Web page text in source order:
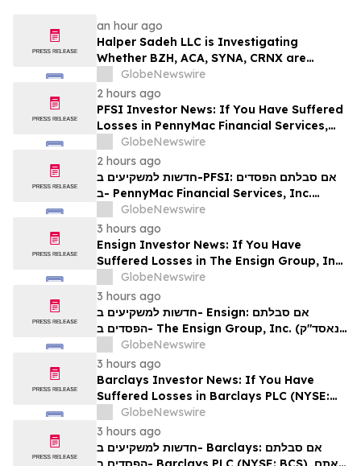
an hour ago
Halper Sadeh LLC is Investigating
Whether BZH, ACA, SYNA, CRNX are
Obtaining Fair Deals for their
Shareholders
GlobeNewswire
2 hours ago
PFSI Investor News: If You Have Suffered
Losses in PennyMac Financial Services,
Inc. (NYSE: PFSI), You Are Encouraged to
Contact The Rosen Law Firm About Your
Rights
GlobeNewswire
2 hours ago
חדשות למשקיעים ב-PFSI: אם סבלתם הפסדים
ב- PennyMac Financial Services, Inc.
(NYSE: PFSI), אתם מוזמנים ליצור קשר עם
משרד רוזן עורכי דין בנוגע לזכויותיכם
GlobeNewswire
3 hours ago
Ensign Investor News: If You Have
Suffered Losses in The Ensign Group, Inc.
(NASDAQ: ENSG), You Are Encouraged to
Contact The Rosen Law Firm About Your
Rights
GlobeNewswire
3 hours ago
חדשות למשקיעים ב- Ensign: אם סבלתם
הפסדים ב- The Ensign Group, Inc. (נאסד"ק:
ENSG), אתם מוזמנים ליצור קשר עם משרד רוזן
עורכי דין בנוגע לזכויותיכם
GlobeNewswire
3 hours ago
Barclays Investor News: If You Have
Suffered Losses in Barclays PLC (NYSE:
BCS), You Are Encouraged to Contact The
Rosen Law Firm About Your Rights
GlobeNewswire
3 hours ago
חדשות למשקיעים ב- Barclays: אם סבלתם